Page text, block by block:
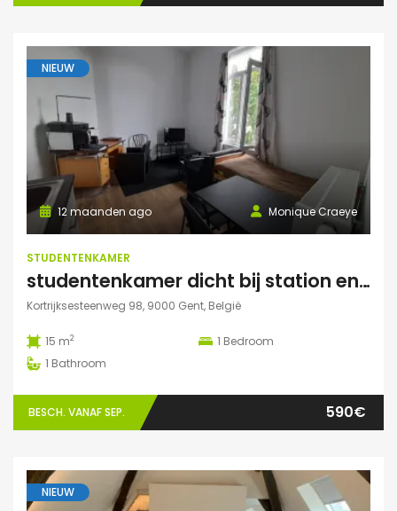
NIEUW
Monique Craeye
12 maanden ago
STUDENTENKAMER
studentenkamer dicht bij station en Citadelpark centraal gelegen
Kortrijksesteenweg 98, 9000 Gent, België
15 m2 1 Bedroom
1 Bathroom
BESCH. VANAF SEP. 590€
NIEUW